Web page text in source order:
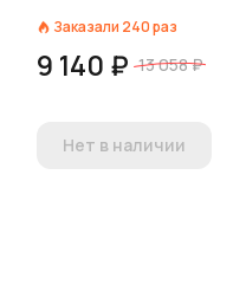
Заказали 240раз
9 140 ₽ 13 058 ₽
Нет в наличии